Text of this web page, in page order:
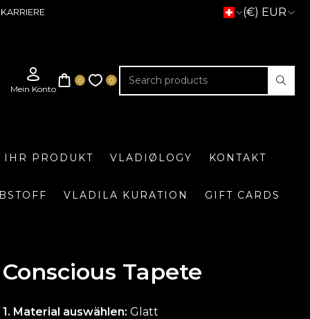
KARRIERE (€) EUR
IHR PRODUKT VLADIØLOGY KONTAKT
VLADILA KURATION GIFT CARDS
Conscious Tapete
Material auswählen:Glatt